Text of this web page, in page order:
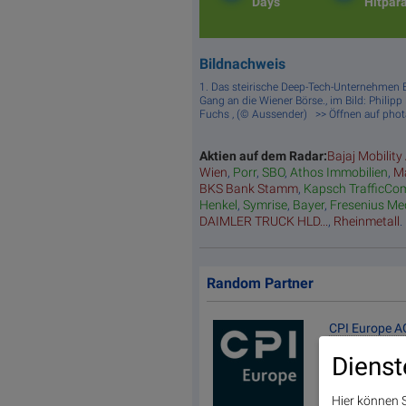
Bildnachweis
1. Das steirische Deep-Tech-
Gang an die Wiener Börse., im Bild:
Fuchs , (© Aussender) >> Öffnen auf
Aktien auf dem Radar:Bajaj Mobility
Wien, Porr, SBO, Athos Immobilien,
BKS Bank Stamm, Kapsch
Henkel, Symrise, Bayer, Fresenius
DAIMLER TRUCK HLD..., Rheinmetall.
Random Partner
CPI Europe
Aktivitäten auf
(Österreich,
Zum
Hier können